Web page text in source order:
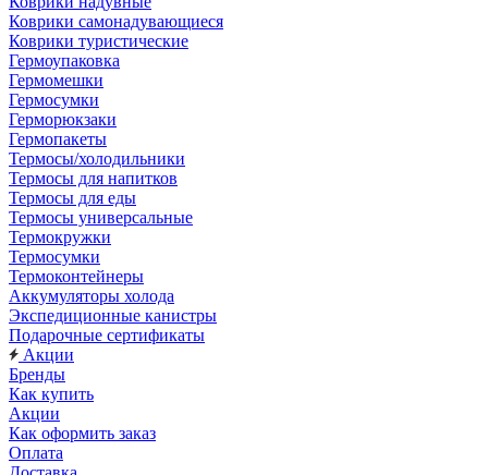
Коврики самонадувающиеся
Коврики туристические
Гермоупаковка
Гермомешки
Гермосумки
Герморюкзаки
Гермопакеты
Термосы/холодильники
Термосы для напитков
Термосы для еды
Термосы универсальные
Термокружки
Термосумки
Термоконтейнеры
Аккумуляторы холода
Экспедиционные канистры
Подарочные сертификаты
Акции
Бренды
Как купить
Акции
Как оформить заказ
Оплата